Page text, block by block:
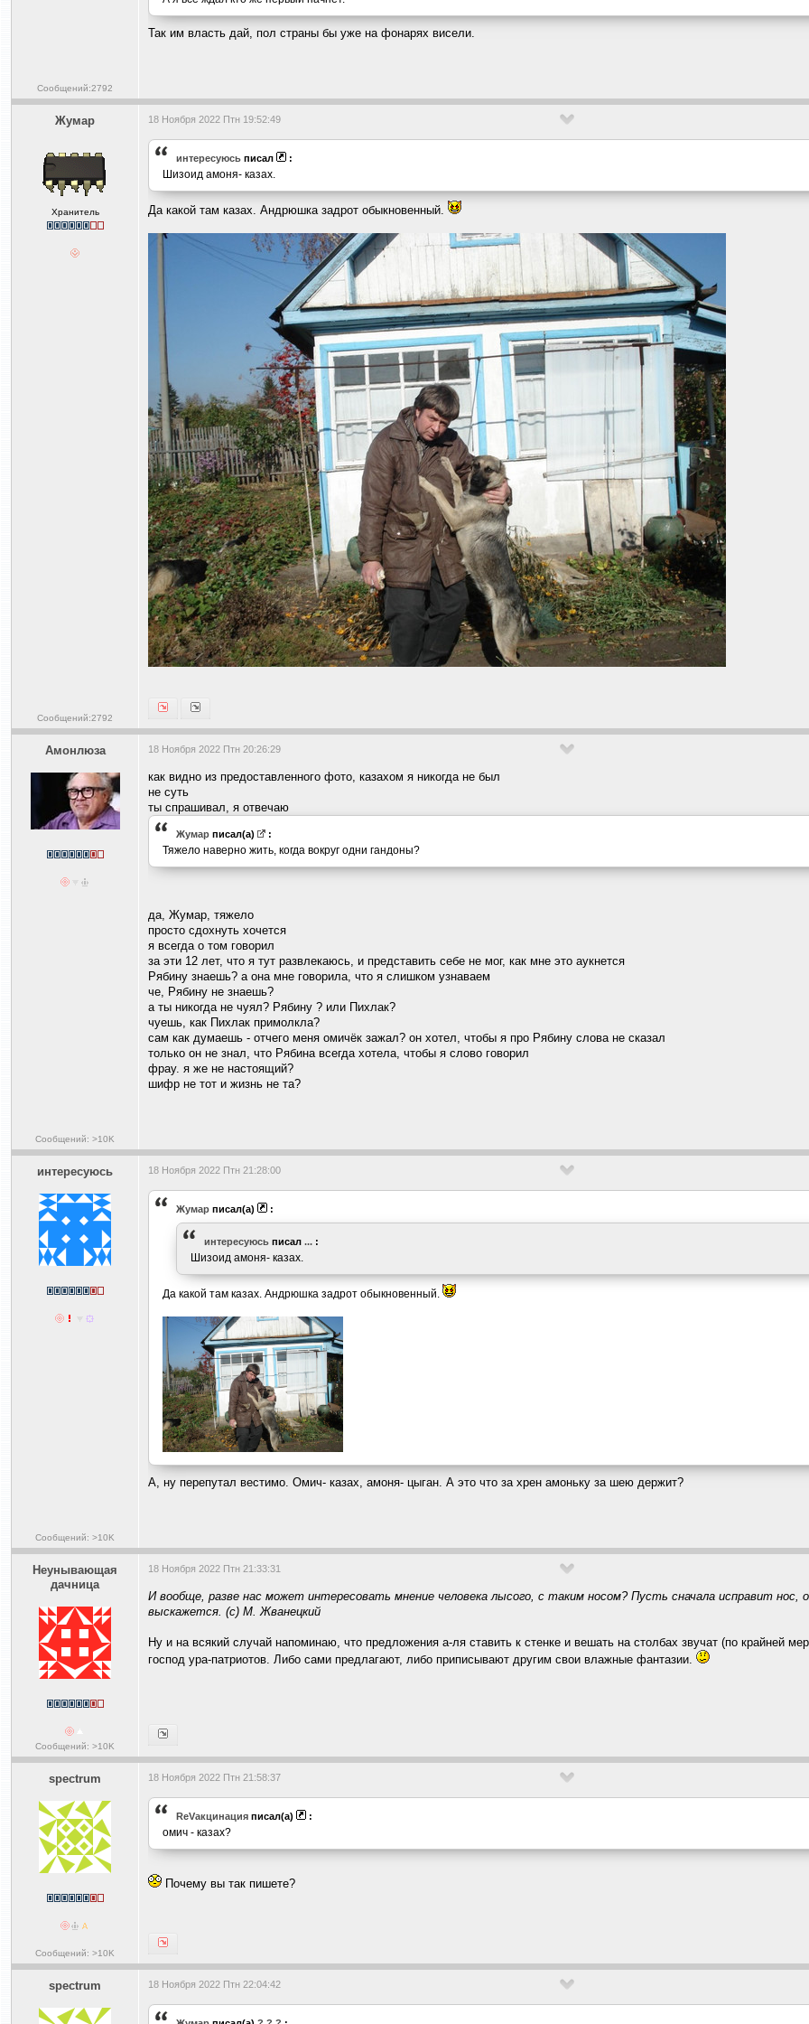
Сообщений:2792
Так им власть дай, пол страны бы уже на фонарях висели.
Жумар
Хранитель
Сообщений:2792
18 Ноября 2022 Птн 19:52:49
интересуюсь писал :
Шизоид амоня- казах.
Да какой там казах. Андрюшка задрот обыкновенный.
Амонлюза
Сообщений: >10K
18 Ноября 2022 Птн 20:26:29
как видно из предоставленного фото, казахом я никогда не был
не суть
ты спрашивал, я отвечаю
Жумар писал(а) :
Тяжело наверно жить, когда вокруг одни гандоны?
да, Жумар, тяжело
просто сдохнуть хочется
я всегда о том говорил
за эти 12 лет, что я тут развлекаюсь, и представить себе не мог, как мне это аукнется
Рябину знаешь? а она мне говорила, что я слишком узнаваем
че, Рябину не знаешь?
а ты никогда не чуял? Рябину ? или Пихлак?
чуешь, как Пихлак примолкла?
сам как думаешь - отчего меня омичёк зажал? он хотел, чтобы я про Рябину слова не сказал
только он не знал, что Рябина всегда хотела, чтобы я слово говорил
фрау. я же не настоящий?
шифр не тот и жизнь не та?
интересуюсь
Сообщений: >10K
18 Ноября 2022 Птн 21:28:00
Жумар писал(а) :
интересуюсь писал ... :
Шизоид амоня- казах.
Да какой там казах. Андрюшка задрот обыкновенный.
А, ну перепутал вестимо. Омич- казах, амоня- цыган. А это что за хрен амоньку за шею держит?
Heyнывaющая
дaчницa
Сообщений: >10K
18 Ноября 2022 Птн 21:33:31
И вообще, разве нас может интересовать мнение человека лысого, с таким носом? Пусть сначала исправит
выскажется. (с) М. Жванецкий
Ну и на всякий случай напоминаю, что предложения а-ля ставить к стенке и вешать на столбах звучат (по крайней
господ ура-патриотов. Либо сами предлагают, либо приписывают другим свои влажные фантазии.
spectrum
Сообщений: >10K
18 Ноября 2022 Птн 21:58:37
ReVакцинация писал(а) :
омич - казах?
Почему вы так пишете?
spectrum 18 Ноября 2022 Птн 22:04:42